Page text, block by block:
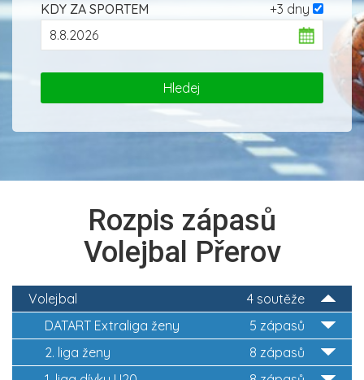
+3 dny
KDY ZA SPORTEM
Rozpis zápasů
Volejbal Přerov
4 soutěže
Volejbal
5 zápasů
DATART Extraliga ženy
8 zápasů
2. liga ženy